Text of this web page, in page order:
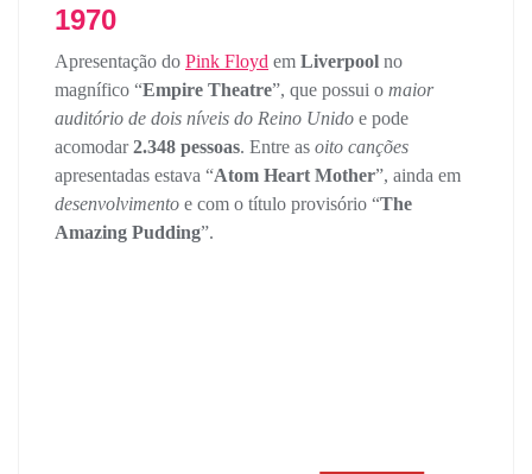
1970
Apresentação do Pink Floyd em Liverpool no
magnífico “Empire Theatre”, que possui o maior
auditório de dois níveis do Reino Unido e pode
acomodar2.348 pessoas. Entre as oito canções
apresentadas estava “Atom Heart Mother”, ainda em
desenvolvimento e com o título provisório “The
Amazing Pudding”.